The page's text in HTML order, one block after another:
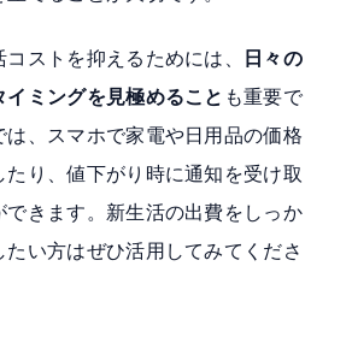
ストを抑えるためには、
日々の
イミングを見極めること も重要で
は、スマホで家電や日用品の価格
たり、値下がり時に通知を受け取
できます。新生活の出費をしっか
たい方はぜひ活用してみてくださ